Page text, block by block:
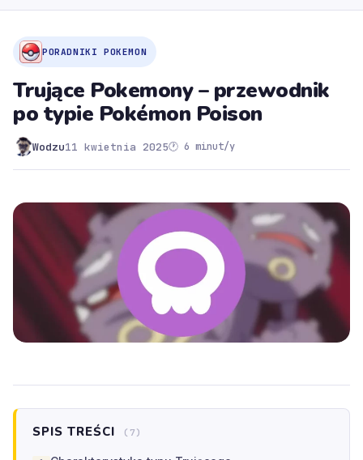
PORADNIKI POKEMON
Trujące Pokemony – przewodnik
po typie Pokémon Poison
Wodzu11 kwietnia 2025🕐 6 minut/y
SPIS TREŚCI (7)